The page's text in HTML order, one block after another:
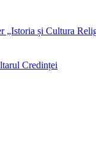
„Istoria și Cultura